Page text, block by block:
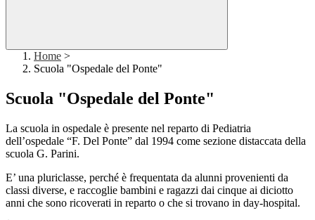
Home >
Scuola "Ospedale del Ponte"
Scuola "Ospedale del Ponte"
La scuola in ospedale è presente nel reparto di Pediatria
dell’ospedale “F. Del Ponte” dal 1994 come sezione distaccata della
scuola G. Parini.
E’ una pluriclasse, perché è frequentata da alunni provenienti da
classi diverse, e raccoglie bambini e ragazzi dai cinque ai diciotto
anni che sono ricoverati in reparto o che si trovano in day-hospital.